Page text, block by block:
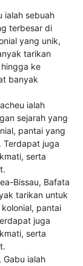
ialah sebuah
terbesar di
yang unik,
tarikan
ke
banyak
ialah
sejarah yang
pantai yang
Terdapat juga
serta
Bissau, Bafata
tarikan untuk
pantai
juga
serta
Gabu ialah